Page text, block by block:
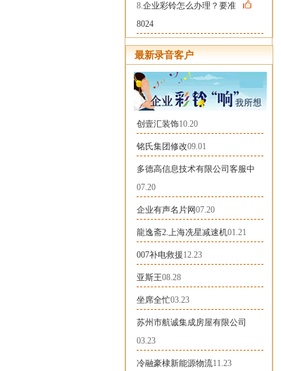
8.企业彩铃怎么办理？要准
8024
最新录音客户
创壹汇装饰10.20
铭氏集团修改09.01
多德高信息技术有限公司客服中
07.20
企业有声名片网07.20
龍逸斋2.上海冼星减速机01.21
007补电救援12.23
亚斯王08.28
坐席全忙03.23
苏州市航诚集成房屋有限公司
03.23
冷融豪棣新能源物流11.23